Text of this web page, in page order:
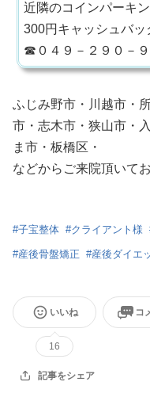
近隣のコインパーキ
300円キャッシュバッ
☎０４９－２９０－９
ふじみ野市・川越市・
市・志木市・狭山市・
ま市・板橋区・
などからご来院頂いて
#子宝整体 #クライアント様
#産後骨盤矯正 #産後ダイエ
いいね
16
コ
記事をシェア